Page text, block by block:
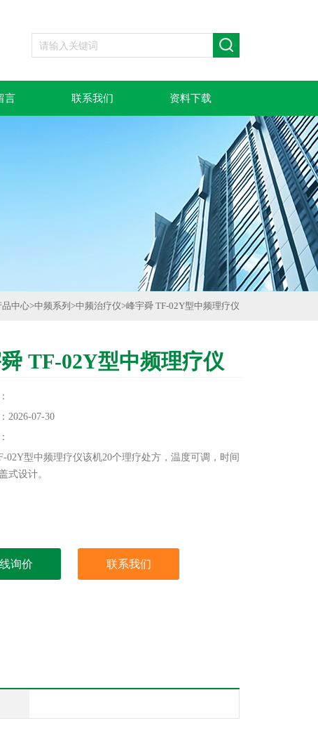
言 联系我们 资料下载
品中心>中频系列 >中频治疗仪>峰宇舜 TF-02Y型中频理疗仪
TF-02Y型中频理疗仪
2026-07-30
02Y型中频理疗仪该机20个理疗处方，温度可调，时间
式设计。
询价 联系我们